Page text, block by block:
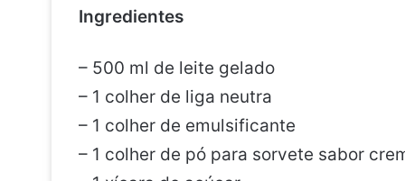
Ingredientes
– 500 ml de leite gelado
– 1 colher de liga neutra
– 1 colher de emulsificante
– 1 colher de pó para sorvete sabor